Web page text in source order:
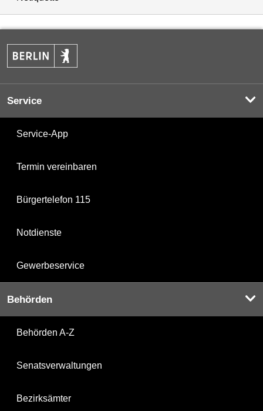
Service
Service-App
Termin vereinbaren
Bürgertelefon 115
Notdienste
Gewerbeservice
Behörden
Behörden A-Z
Senatsverwaltungen
Bezirksämter